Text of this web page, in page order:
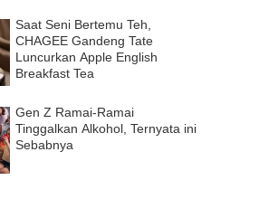
Saat Seni Bertemu Teh,
CHAGEE Gandeng Tate
Luncurkan Apple English
Breakfast Tea
Gen Z Ramai-Ramai
Tinggalkan Alkohol, Ternyata ini
Sebabnya